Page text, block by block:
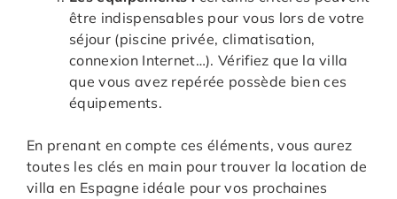
être indispensables pour vous lors de votre
séjour (piscine privée, climatisation,
connexion Internet…). Vérifiez que la villa
que vous avez repérée possède bien ces
équipements.
En prenant en compte ces éléments, vous aurez
toutes les clés en main pour trouver la location de
villa en Espagne idéale pour vos prochaines